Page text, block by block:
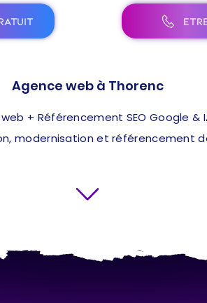
Agence web à Thorenc
+ Référencement SEO Google &
modernisation et référencement